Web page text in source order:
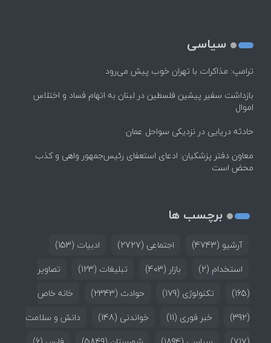
سیاسی
ترامپ: مذاکرات با تهران خوب پیش می‌رود
بازداشت سفیر پیشین فلسطین در لبنان به اتهام فساد و اختلاس
اموال
حادثه دریایی در نزدیکی سواحل عمان
معاون دفتر پزشکیان: ادعای استعفای رئیس‌جمهور واهی و کذب
محض است
برچسب ها
آرشیو (4743) اجتماعی (2727) ادبیات (153)
استخدام (2) بازار (403) تبلیغات (123)
تصاویر
(165)
تکنولوژی (179) حوادث (2343)
خانه خاص
(392)
خبر فوری (11) خواندنی (148)
دانش و سلامت